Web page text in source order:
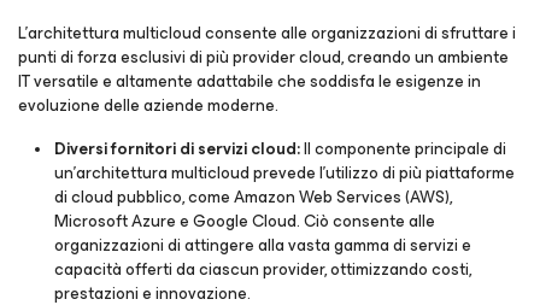
L'architettura multicloud consente alle organizzazioni di sfruttare i
punti di forza esclusivi di più provider cloud, creando un ambiente
IT versatile e altamente adattabile che soddisfa le esigenze in
evoluzione delle aziende moderne.
Diversi fornitori di servizi cloud:Il componente principale di
un'architettura multicloud prevede l'utilizzo di più piattaforme
di cloud pubblico, come Amazon Web Services (AWS),
Microsoft Azure e Google Cloud. Ciò consente alle
organizzazioni di attingere alla vasta gamma di servizi e
capacità offerti da ciascun provider, ottimizzando costi,
prestazioni e innovazione.